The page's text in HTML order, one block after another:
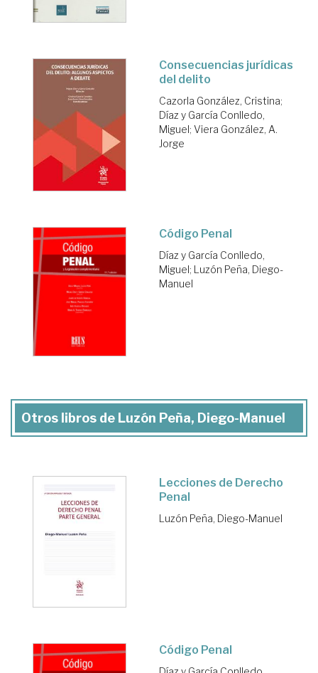
Consecuencias jurídicas
del delito
Cazorla González, Cristina;
Díaz y García Conlledo,
Miguel; Viera González, A.
Jorge
Código Penal
Díaz y García Conlledo,
Miguel; Luzón Peña, Diego-
Manuel
Otros libros de Luzón Peña, Diego-Manuel
Lecciones de Derecho
Penal
Luzón Peña, Diego-Manuel
Código Penal